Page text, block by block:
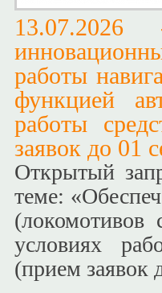
работы
функцией
работы
заявок до 01
Открытый
теме:
(локомотивов
условиях
(прием заявок